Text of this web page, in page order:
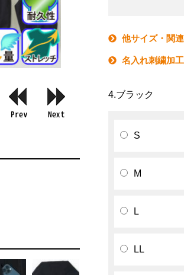
他サイズ・関
名入れ刺繍加
4.ブラック
S
M
L
LL